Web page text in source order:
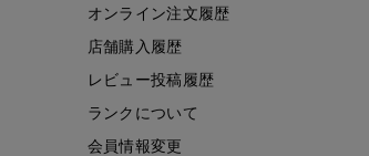
オンライン注文履歴
店舗購入履歴
レビュー投稿履歴
ランクについて
会員情報変更